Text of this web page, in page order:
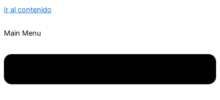
Ir al contenido
Main Menu